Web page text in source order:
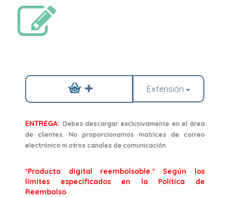
Extensión
ENTREGA: Debes descargar exclusivamente en el área
de clientes. No proporcionamos matrices de correo
electrónico ni otros canales de comunicación.
*Producto digital reembolsable.* Según los
límites especificados en la Política de
Reembolso